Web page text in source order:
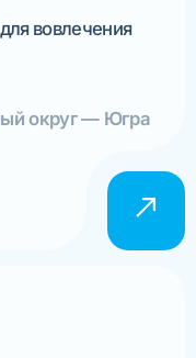
вовлечения
округ — Югра